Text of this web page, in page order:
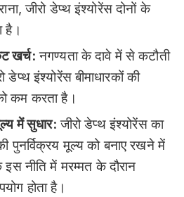
जीरो डेप्थ इंश्योरेंस दोनों के
है।
खर्च: नगण्यता के दावे में से कटौती
इंश्योरेंस बीमाधारकों की
को कम करता है।
में सुधार: जीरो डेप्थ इंश्योरेंस का
पुनर्विक्रय मूल्य को बनाए रखने में
इस नीति में मरम्मत के दौरान
होता है।